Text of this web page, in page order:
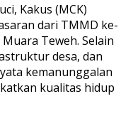
Kakus (MCK)
dari TMMD ke-
Teweh. Selain
desa, dan
kemanunggalan
kualitas hidup